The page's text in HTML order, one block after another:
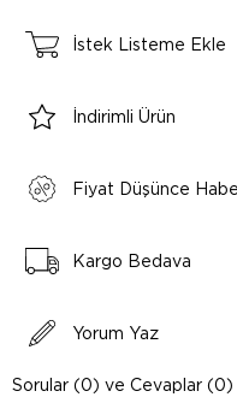
İstek Listeme Ekle
İndirimli Ürün
Fiyat Düşünce
Kargo Bedava
Yorum Yaz
Sorular (0) ve Cevaplar (0)